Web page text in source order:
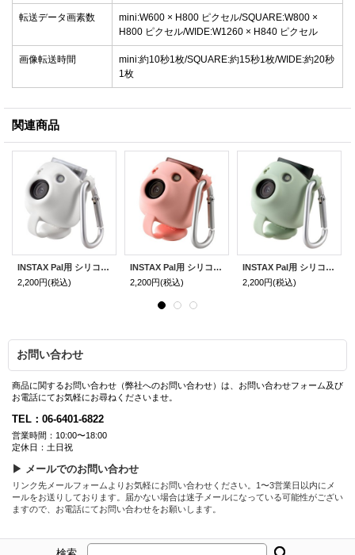
転送データ画素数
mini:W600 × H800 ピクセル/SQUARE:W800 ×
H800 ピクセル/WIDE:W1260 × H840 ピクセル
画像転送時間
mini:約10秒1枚/SQUARE:約15秒1枚/WIDE:約20秒
1枚
関連商品
INSTAX Pal用 シリコンケース（ホワイト）
2,200円(税込)
INSTAX Pal用 シリコンケース（ピンク）
2,200円(税込)
INSTAX Pal用 シリコンケース（グリーン）
2,200円(税込)
お問い合わせ
商品に関するお問い合わせ（弊社へのお問い合わせ）は、お問い合わせフォーム及び
お電話にてお気軽にお尋ねくださいませ。
TEL：06-6401-6822
営業時間：10:00〜18:00
定休日：土日祝
▶ メールでのお問い合わせ
リンク先メールフォームよりお気軽にお問い合わせください。1〜3営業日以内にメ
ールをお送りしております。届かない場合は迷子メールになっている可能性がござい
ますので、お電話にてお問い合わせをお願いします。